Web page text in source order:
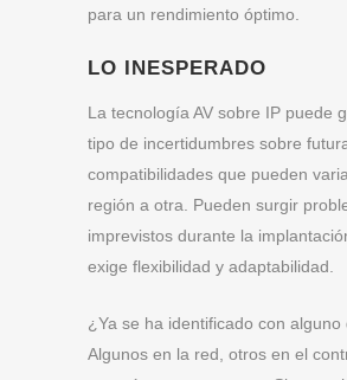
para un rendimiento óptimo.
LO INESPERADO
La tecnología AV sobre IP puede
tipo de incertidumbres sobre
compatibilidades que pueden
región a otra. Pueden surgir
imprevistos durante la
exige flexibilidad y adaptabilidad.
¿Ya se ha identificado con alguno
Algunos en la red, otros en el